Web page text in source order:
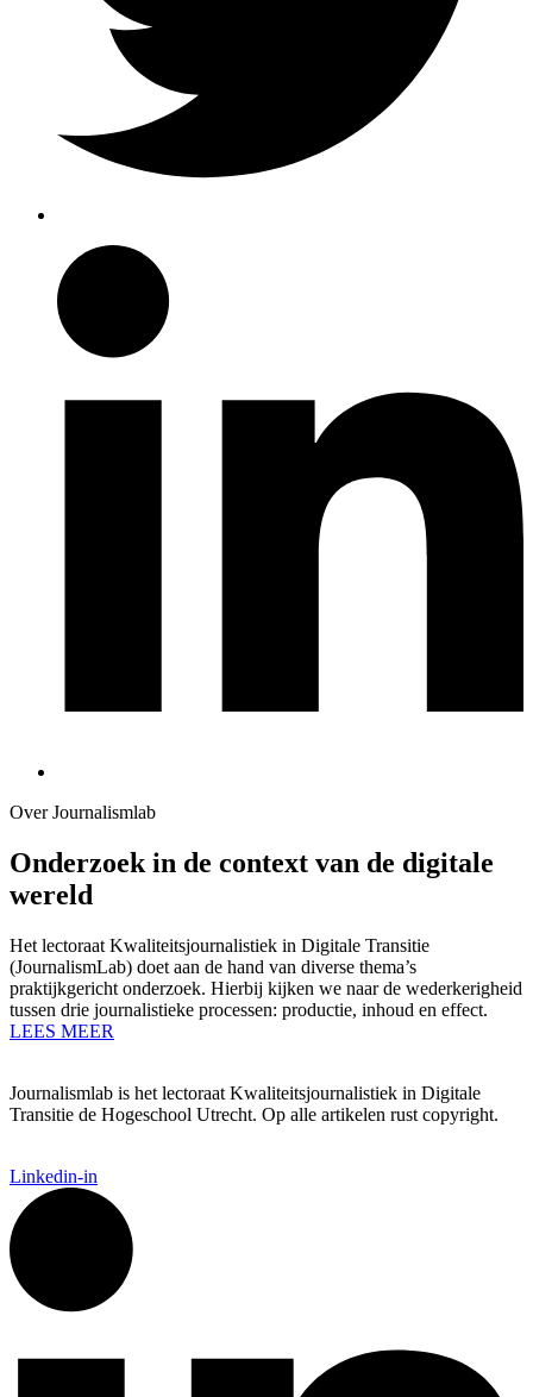
Over Journalismlab
Onderzoek in de context van de digitale
wereld
Het lectoraat Kwaliteitsjournalistiek in Digitale Transitie
(JournalismLab) doet aan de hand van diverse thema’s
praktijkgericht onderzoek. Hierbij kijken we naar de wederkerigheid
tussen drie journalistieke processen: productie, inhoud en effect.
LEES MEER
Journalismlab is het lectoraat Kwaliteitsjournalistiek in Digitale
Transitie de Hogeschool Utrecht. Op alle artikelen rust copyright.
Linkedin-in